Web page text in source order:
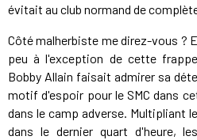
évitait au club normand de
Côté malherbiste me direz-vous ?
peu à l'exception de cette
Bobby Allain faisait admirer sa
motif d'espoir pour le SMC dans
dans le camp adverse. Multipliant
dans le dernier quart d'heure,